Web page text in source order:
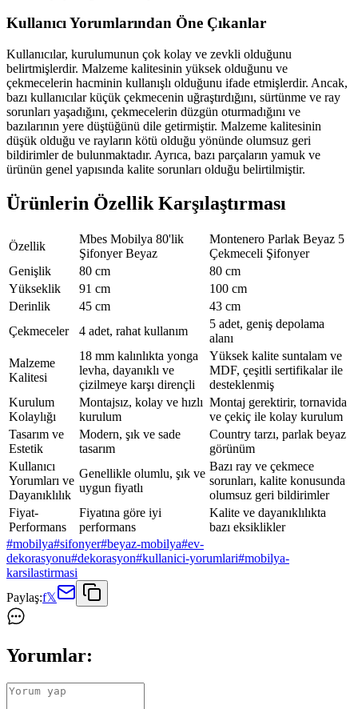
Kullanıcı Yorumlarından Öne Çıkanlar
Kullanıcılar, kurulumunun çok kolay ve zevkli olduğunu
belirtmişlerdir. Malzeme kalitesinin yüksek olduğunu ve
çekmecelerin hacminin kullanışlı olduğunu ifade etmişlerdir. Ancak,
bazı kullanıcılar küçük çekmecenin uğraştırdığını, sürtünme ve ray
sorunları yaşadığını, çekmecelerin düzgün oturmadığını ve
bazılarının yere düştüğünü dile getirmiştir. Malzeme kalitesinin
düşük olduğu ve rayların kötü olduğu yönünde olumsuz geri
bildirimler de bulunmaktadır. Ayrıca, bazı parçaların yamuk ve
ürünün genel yapısında kalite sorunları olduğu belirtilmiştir.
Ürünlerin Özellik Karşılaştırması
Özellik
Mbes Mobilya 80'lik
Şifonyer Beyaz
Montenero Parlak Beyaz 5
Çekmeceli Şifonyer
Genişlik
80 cm
80 cm
Yükseklik
91 cm
100 cm
Derinlik
45 cm
43 cm
Çekmeceler
4 adet, rahat kullanım
5 adet, geniş depolama
alanı
Malzeme
Kalitesi
18 mm kalınlıkta yonga
levha, dayanıklı ve
çizilmeye karşı dirençli
Yüksek kalite suntalam ve
MDF, çeşitli sertifikalar ile
desteklenmiş
Kurulum
Kolaylığı
Montajsız, kolay ve hızlı
kurulum
Montaj gerektirir, tornavida
ve çekiç ile kolay kurulum
Tasarım ve
Estetik
Modern, şık ve sade
tasarım
Country tarzı, parlak beyaz
görünüm
Kullanıcı
Yorumları ve
Dayanıklılık
Genellikle olumlu, şık ve
uygun fiyatlı
Bazı ray ve çekmece
sorunları, kalite konusunda
olumsuz geri bildirimler
Fiyat-
Performans
Fiyatına göre iyi
performans
Kalite ve dayanıklılıkta
bazı eksiklikler
#mobilya#sifonyer#beyaz-mobilya#ev-
dekorasyonu#dekorasyon#kullanici-yorumlari#mobilya-
karsilastirmasi
Paylaş:f𝕏
Yorumlar: